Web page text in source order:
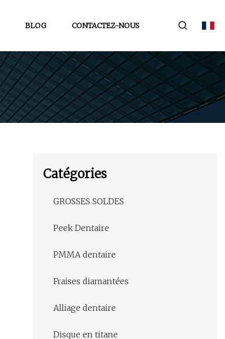
BLOG CONTACTEZ-NOUS
Catégories
GROSSES SOLDES
Peek Dentaire
PMMA dentaire
Fraises diamantées
Alliage dentaire
Disque en titane